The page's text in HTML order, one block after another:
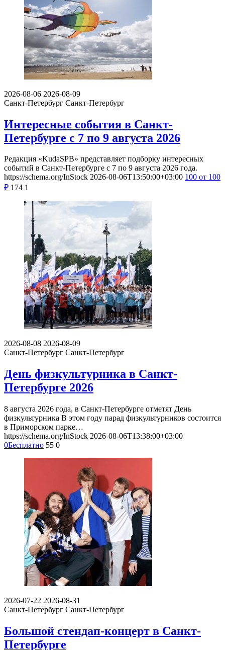
2026-08-06 2026-08-09
Санкт-Петербург Санкт-Петербург
Интересные события в Санкт-
Петербурге с 7 по 9 августа 2026
Редакция «KudaSPB» представляет подборку интересных
событий в Санкт-Петербурге с 7 по 9 августа 2026 года.
https://schema.org/InStock 2026-08-06T13:50:00+03:00 100 от 100
₽ 174 1
2026-08-08 2026-08-09
Санкт-Петербург Санкт-Петербург
День физкультурника в Санкт-
Петербурге 2026
8 августа 2026 года, в Санкт-Петербурге отметят День
физкультурника В этом году парад физкультурников состоится
в Приморском парке…
https://schema.org/InStock 2026-08-06T13:38:00+03:00
0Бесплатно 55 0
2026-07-22 2026-08-31
Санкт-Петербург Санкт-Петербург
Большой стендап-концерт в Санкт-
Петербурге